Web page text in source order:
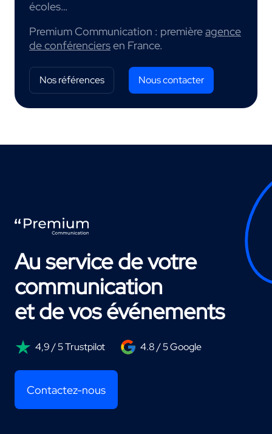
écoles…
Premium Communication : premièreagence
de conférenciersen France.
Nos références Nous contacter
Au service de votre
communication
et de vos événements
4,9 / 5 Trustpilot 4.8 / 5 Google
Contactez-nous